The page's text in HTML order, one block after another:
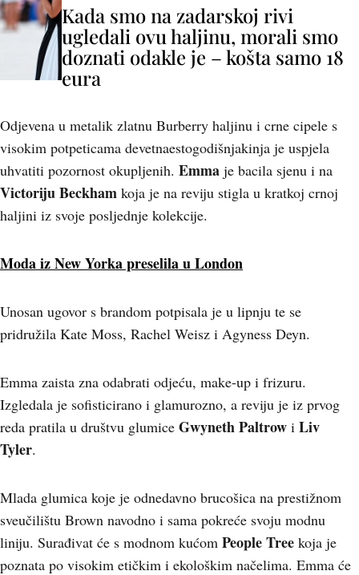
Kada smo na zadarskoj rivi
ugledali ovu haljinu, morali smo
doznati odakle je – košta samo 18
eura
Odjevena u metalik zlatnu Burberry haljinu i crne cipele s
visokim potpeticama devetnaestogodišnjakinja je uspjela
uhvatiti pozornost okupljenih. Emma je bacila sjenu i na
Victoriju Beckham koja je na reviju stigla u kratkoj crnoj
haljini iz svoje posljednje kolekcije.
Moda iz New Yorka preselila u London
Unosan ugovor s brandom potpisala je u lipnju te se
pridružila Kate Moss, Rachel Weisz i Agyness Deyn.
Emma zaista zna odabrati odjeću, make-up i frizuru.
Izgledala je sofisticirano i glamurozno, a reviju je iz prvog
reda pratila u društvu glumice Gwyneth Paltrow i Liv
Tyler.
Mlada glumica koje je odnedavno brucošica na prestižnom
sveučilištu Brown navodno i sama pokreće svoju modnu
liniju. Surađivat će s modnom kućom People Tree koja je
poznata po visokim etičkim i ekološkim načelima. Emma će